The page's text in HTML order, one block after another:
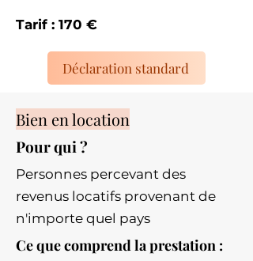
Tarif : 170 €
Déclaration standard
Bien en location
Pour qui ?
Personnes percevant des
revenus locatifs provenant de
n'importe quel pays
Ce que comprend la prestation :